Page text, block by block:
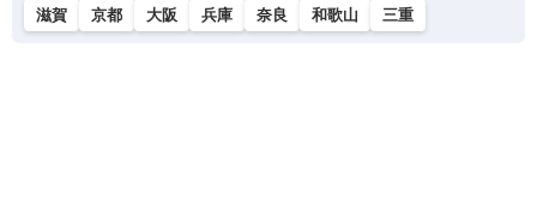
滋賀 京都 大阪 兵庫 奈良 和歌山 三重